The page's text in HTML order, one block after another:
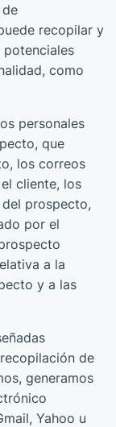
recopilar y
potenciales
como
personales
que
los correos
cliente, los
prospecto,
por el
a la
y a las
de
generamos
Yahoo u